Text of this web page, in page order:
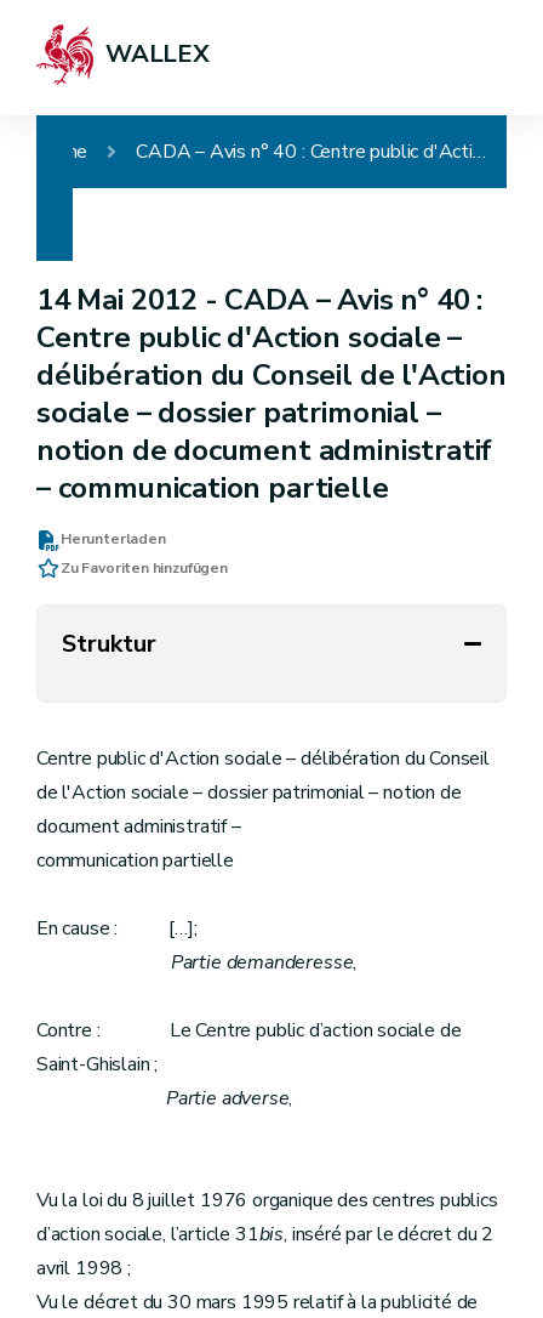
WALLEX
Home CADA – Avis n° 40 : Centre public d'Action sociale – délibération du Conseil de l'Action sociale – dossier patrimonial – notion de document administratif – communication partielle
14 Mai 2012 - CADA – Avis n° 40 :
Centre public d'Action sociale –
délibération du Conseil de l'Action
sociale – dossier patrimonial –
notion de document administratif
– communication partielle
Herunterladen
Zu Favoriten hinzufügen
Struktur
Centre public d'Action sociale – délibération du Conseil
de l'Action sociale – dossier patrimonial – notion de
document administratif –
communication partielle
En cause : […];
Partie demanderesse,
Contre : Le Centre public d’action sociale de
Saint-Ghislain ;
Partie adverse,
Vu la loi du 8 juillet 1976 organique des centres publics
d’action sociale, l’article 31bis, inséré par le décret du 2
avril 1998 ;
Vu le décret du 30 mars 1995 relatif à la publicité de